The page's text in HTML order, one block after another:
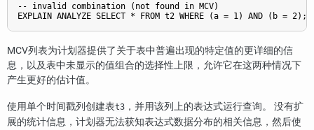
-- invalid combination (not found in MCV)
MCV列表为计划器提供了关于表中普遍出现的特定值的更详细的信
息，以及表中未显示的值组合的选择性上限，允许它在这两种情况下
产生更好的估计值。
使用单个时间戳列创建表t3 ，并用该列上的表达式运行查询。 没有扩
展的统计信息，计划器无法获知表达式数据分布的相关信息，然后使